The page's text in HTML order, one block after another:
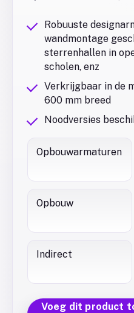
Robuuste
wandmontage
sterrenhallen in
scholen, enz
Verkrijgbaar in de
600 mm breed
Noodversies
Opbouwarmaturen
Opbouw
Indirect
Voeg dit product